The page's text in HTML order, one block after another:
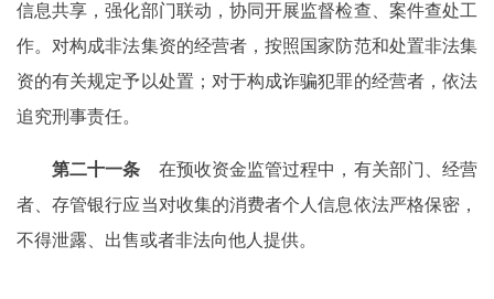
信息共享，强化部门联动，协同开展监督检查、案件查处工
作。对构成非法集资的经营者，按照国家防范和处置非法集
资的有关规定予以处置；对于构成诈骗犯罪的经营者，依法
追究刑事责任。
第二十一条 在预收资金监管过程中，有关部门、经营
者、存管银行应当对收集的消费者个人信息依法严格保密，
不得泄露、出售或者非法向他人提供。